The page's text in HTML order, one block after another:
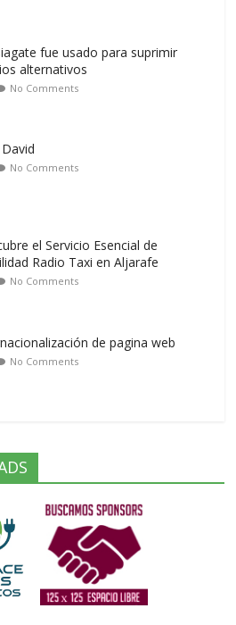
fue usado para suprimir
alternativos
No Comments
David
No Comments
el Servicio Esencial de
Radio Taxi en Aljarafe
No Comments
de pagina web
No Comments